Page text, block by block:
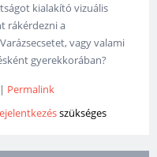
kialakító vizuális
rákérdezni a
vagy valami
gyerekkorában?
| Permalink
szükséges